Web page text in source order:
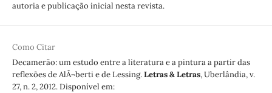
autoria e publicação inicial nesta revista.
Como Citar
Decamerão: um estudo entre a literatura e a pintura a partir das
reflexões de AlÂ¬berti e de Lessing.Letras & Letras, Uberlândia, v.
27, n. 2, 2012. Disponível em: